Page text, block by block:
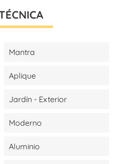
Mantra
Aplique
Jardín - Exterior
Moderno
Aluminio